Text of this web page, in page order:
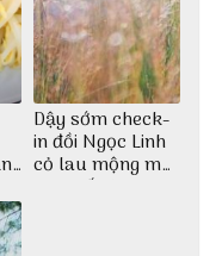
Dậy sớm check-
in đồi Ngọc Linh
cỏ lau mộng mơ
tại Huế nè bạn